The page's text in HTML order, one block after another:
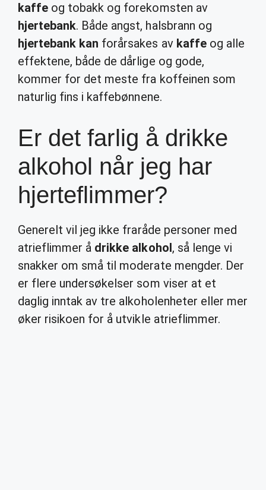
kaffe og tobakk og forekomsten av
hjertebank. Både angst, halsbrann og
hjertebank kan forårsakes av kaffeog alle
effektene, både de dårlige og gode,
kommer for det meste fra koffeinen som
naturlig fins i kaffebønnene.
Er det farlig å drikke
alkohol når jeg har
hjerteflimmer?
Generelt vil jeg ikke fraråde personer med
atrieflimmer å drikke alkohol, så lenge vi
snakker om små til moderate mengder. Der
er flere undersøkelser som viser at et
daglig inntak av tre alkoholenheter eller mer
øker risikoen for å utvikle atrieflimmer.